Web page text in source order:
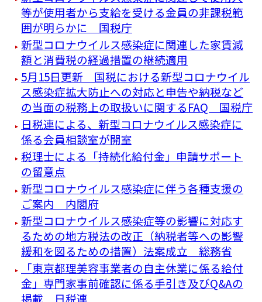
等が使用者から支給を受ける金員の非課税範
囲が明らかに 国税庁
新型コロナウイルス感染症に関連した家賃減
額と消費税の経過措置の継続適用
5月15日更新 国税における新型コロナウイル
ス感染症拡大防止への対応と申告や納税など
の当面の税務上の取扱いに関するFAQ 国税庁
日税連による、新型コロナウイルス感染症に
係る会員相談室が開室
税理士による「持続化給付金」申請サポート
の留意点
新型コロナウイルス感染症に伴う各種支援の
ご案内 内閣府
新型コロナウイルス感染症等の影響に対応す
るための地方税法の改正（納税者等への影響
緩和を図るための措置）法案成立 総務省
「東京都理美容事業者の自主休業に係る給付
金」専門家事前確認に係る手引き及びQ&Aの
掲載 日税連